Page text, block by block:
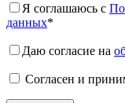
Я соглашаюсь с
данных*
Даю согласие на
Согласен и